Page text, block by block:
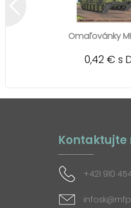
Omaľovánky
0,42 € s
Kontaktujte
+421 910